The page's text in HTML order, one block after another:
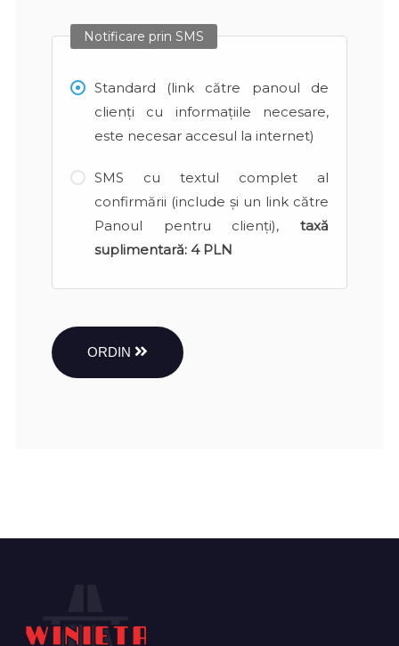
Notificare prin SMS
Standard (link către panoul de
clienți cu informațiile necesare,
este necesar accesul la internet)
SMS cu textul complet al
confirmării (include și un link către
Panoul pentru clienți), taxă
suplimentară: 4 PLN
ORDIN